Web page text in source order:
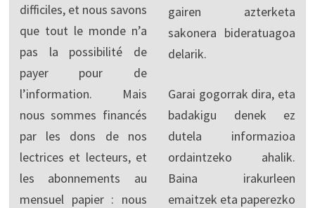
difficiles, et nous savons
que tout le monde n’a
pas la possibilité de
payer pour de
l’information. Mais
nous sommes financés
par les dons de nos
lectrices et lecteurs, et
les abonnements au
mensuel papier : nous
gairen azterketa
sakonera bideratuagoa
delarik.
Garai gogorrak dira, eta
badakigu denek ez
dutela informazioa
ordaintzeko ahalik.
Baina irakurleen
emaitzek eta paperezko